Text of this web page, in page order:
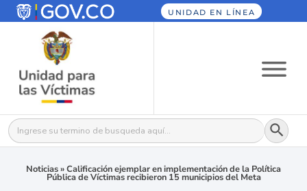
UNIDAD EN LÍNEA
Buscar: Botón
Noticias»Calificación ejemplar en implementación de la Política
Pública de Víctimas recibieron 15 municipios del Meta